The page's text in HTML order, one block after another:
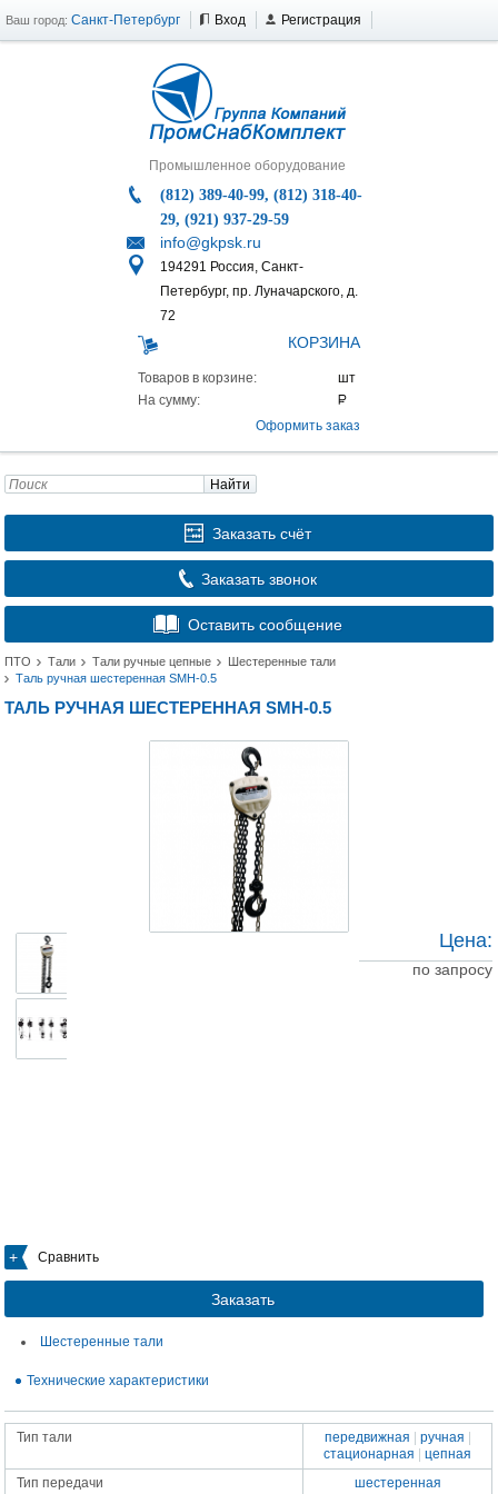
Ваш город: Санкт-Петербург Вход Регистрация
Промышленное оборудование
(812) 389-40-99, (812) 318-40-
29, (921) 937-29-59
info@gkpsk.ru
194291 Россия, Санкт-
Петербург, пр. Луначарского, д.
72
КОРЗИНА
Товаров в корзине:
На сумму:
Оформить заказ
Найти
Заказать счёт
Заказать звонок
Оставить сообщение
ПТО Тали Тали ручные цепные
Шестеренные тали
Таль ручная шестеренная SMH-0.5
ТАЛЬ РУЧНАЯ ШЕСТЕРЕННАЯ SMH-0.5
Сравнить
Заказать
Цена:
по запросу
Шестеренные тали
Технические характеристики
Тип тали передвижная ручная
стационарная
|цепная
Тип передачи
шестеренная